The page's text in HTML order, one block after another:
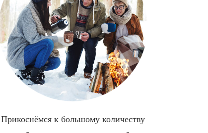
Прикоснёмся к большому количеству